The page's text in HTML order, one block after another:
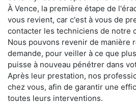
À Vence, la première étape de
vous revient, car c'est à vous de
contacter les techniciens de notre
Nous pouvons revenir de manière
demande, pour veiller à ce que
puisse à nouveau pénétrer dans
Après leur prestation, nos
chez vous, afin de garantir une
toutes leurs interventions.